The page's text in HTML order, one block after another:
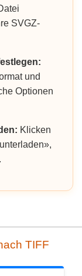
SVGZ-
und
Optionen
Klicken
TIFF